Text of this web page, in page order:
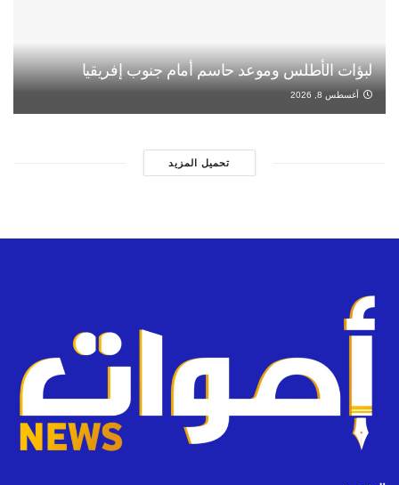
لبؤات الأطلس وموعد حاسم أمام جنوب إفريقيا
أغسطس 8, 2026
تحميل المزيد